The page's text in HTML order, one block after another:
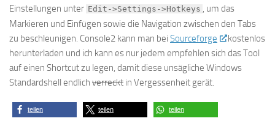
Einstellungen unter Edit->Settings->Hotkeys , um das
Markieren und Einfügen sowie die Navigation zwischen den Tabs
zu beschleunigen. Console2 kann man bei Sourceforge
kostenlos
herunterladen und ich kann es nur jedem empfehlen sich das Tool
auf einen Shortcut zu legen, damit diese unsägliche Windows
Standardshell endlich verreckt in Vergessenheit gerät.
teilen teilen teilen